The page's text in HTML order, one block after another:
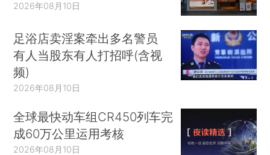
2026年08月10日
足浴店卖淫案牵出多名警员
有人当股东有人打招呼(含视
频)
2026年08月10日
全球最快动车组CR450列车完
成60万公里运用考核
2026年08月10日